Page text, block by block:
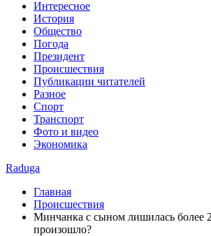
Интересное
История
Общество
Погода
Президент
Происшествия
Публикации читателей
Разное
Спорт
Транспорт
Фото и видео
Экономика
Raduga
Главная
Происшествия
Минчанка с сыном лишилась более
произошло?